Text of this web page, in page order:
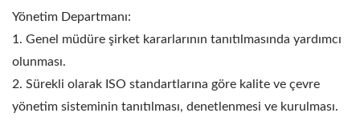
Yönetim Departmanı:
1. Genel müdüre şirket kararlarının tanıtılmasında yardımcı
olunması.
2. Sürekli olarak ISO standartlarına göre kalite ve çevre
yönetim sisteminin tanıtılması, denetlenmesi ve kurulması.